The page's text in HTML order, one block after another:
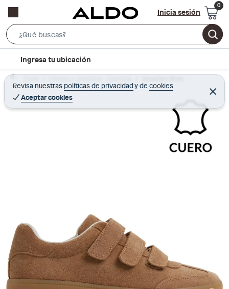
Inicia sesión
e
r
c
B
c
t
Ingresa tu ubicación
Revisa nuestras políticas de privacidadyde cookies
Aceptar cookies
C
e
r
Home Calzado y zapatillas - Zapatillas Zapatillas Mujer